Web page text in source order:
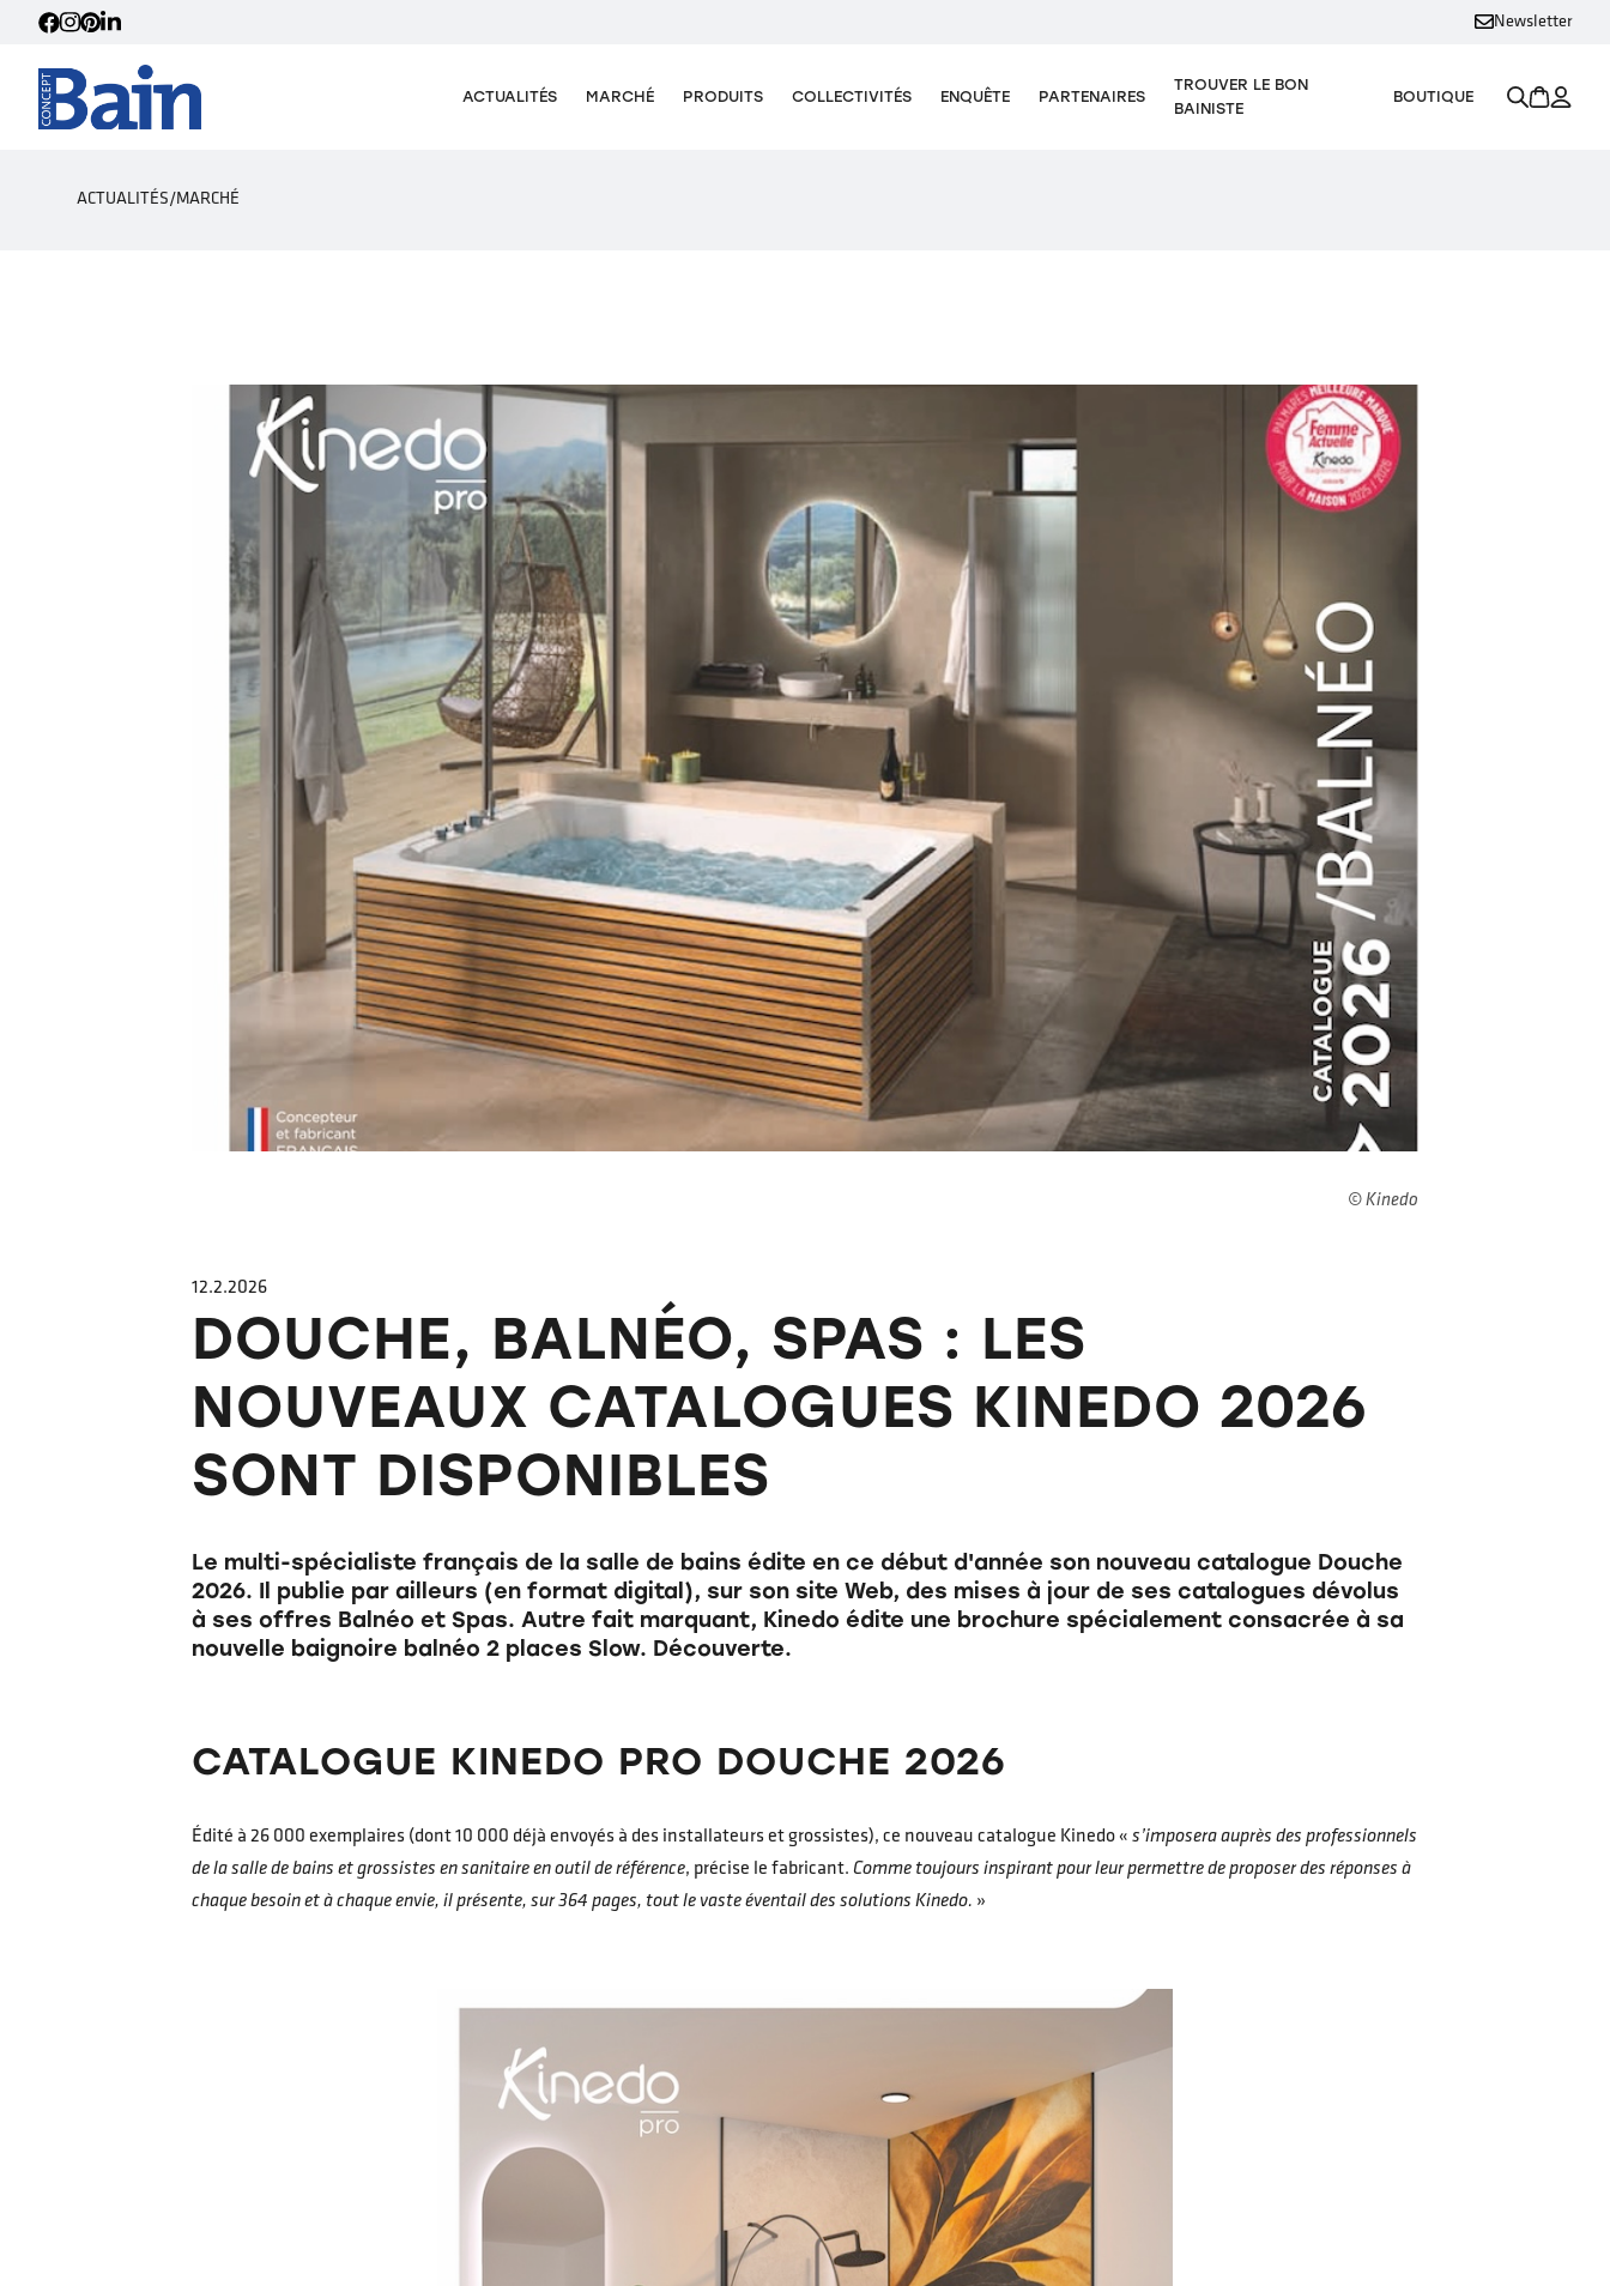
Newsletter
ACTUALITÉS MARCHÉ PRODUITS COLLECTIVITÉS ENQUÊTE PARTENAIRES
TROUVER LE BON
BAINISTE
BOUTIQUE
ACTUALITÉS/MARCHÉ
© Kinedo
12.2.2026
DOUCHE, BALNÉO, SPAS : LES
NOUVEAUX CATALOGUES KINEDO 2026
SONT DISPONIBLES
Le multi-spécialiste français de la salle de bains édite en ce début d'année son nouveau catalogue Douche
2026. Il publie par ailleurs (en format digital), sur son site Web, des mises à jour de ses catalogues dévolus
à ses offres Balnéo et Spas. Autre fait marquant, Kinedo édite une brochure spécialement consacrée à sa
nouvelle baignoire balnéo 2 places Slow. Découverte.
CATALOGUE KINEDO PRO DOUCHE 2026
Édité à 26 000 exemplaires (dont 10 000 déjà envoyés à des installateurs et grossistes), ce nouveau catalogue Kinedo « s’imposera auprès des professionnels
de la salle de bains et grossistes en sanitaire en outil de référence, précise le fabricant. Comme toujours inspirant pour leur permettre de proposer des réponses à
chaque besoin et à chaque envie, il présente, sur 364 pages, tout le vaste éventail des solutions Kinedo. »